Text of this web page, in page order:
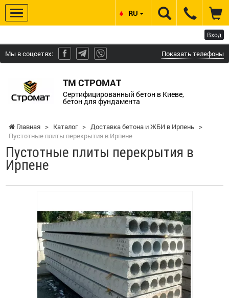
Вход
Мы в соцсетях: Показать телефоны
ТМ СТРОМАТ
Сертифицированный бетон в Киеве,
бетон для фундамента
RU
Главная > Каталог > Доставка бетона и ЖБИ в Ирпень >
Пустотные плиты перекрытия в Ирпене
Пустотные плиты перекрытия в
Ирпене